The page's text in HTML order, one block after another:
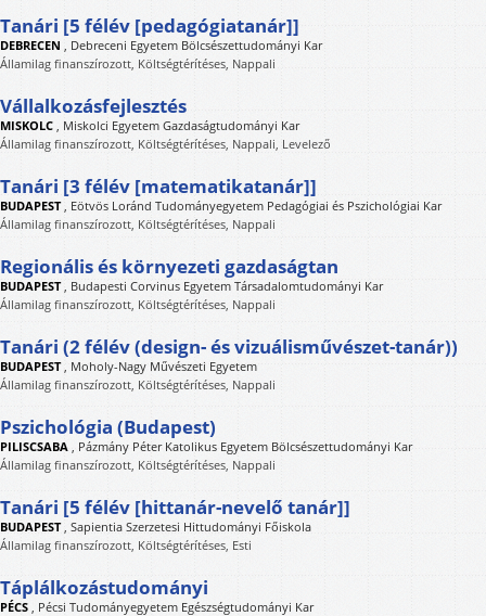
Tanári [5 félév [pedagógiatanár]]
DEBRECEN , Debreceni Egyetem Bölcsészettudományi Kar
Államilag finanszírozott, Költségtérítéses, Nappali
Vállalkozásfejlesztés
MISKOLC , Miskolci Egyetem Gazdaságtudományi Kar
Államilag finanszírozott, Költségtérítéses, Nappali, Levelező
Tanári [3 félév [matematikatanár]]
BUDAPEST, Eötvös Loránd Tudományegyetem Pedagógiai és Pszichológiai Kar
Államilag finanszírozott, Költségtérítéses, Nappali
Regionális és környezeti gazdaságtan
BUDAPEST, Budapesti Corvinus Egyetem Társadalomtudományi Kar
Államilag finanszírozott, Költségtérítéses, Nappali
Tanári (2 félév (design- és vizuálisművészet-tanár))
BUDAPEST, Moholy-Nagy Művészeti Egyetem
Államilag finanszírozott, Költségtérítéses, Nappali
Pszichológia (Budapest)
PILISCSABA , Pázmány Péter Katolikus Egyetem Bölcsészettudományi Kar
Államilag finanszírozott, Költségtérítéses, Nappali
Tanári [5 félév [hittanár-nevelő tanár]]
BUDAPEST, Sapientia Szerzetesi Hittudományi Főiskola
Államilag finanszírozott, Költségtérítéses, Esti
Táplálkozástudományi
PÉCS , Pécsi Tudományegyetem Egészségtudományi Kar